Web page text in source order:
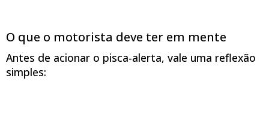
O que o motorista deve ter em mente
Antes de acionar o pisca-alerta, vale uma reflexão
simples: